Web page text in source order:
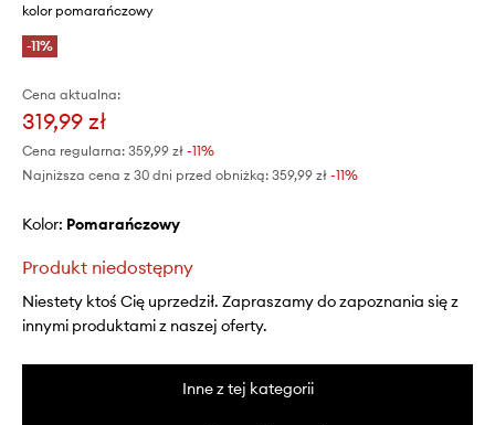
kolor pomarańczowy
-11%
Cena aktualna:
319,99 zł
Cena regularna: 359,99 zł -11%
Najniższa cena z 30 dni przed obniżką: 359,99 zł -11%
Kolor: pomarańczowy
Produkt niedostępny
Niestety ktoś Cię uprzedził. Zapraszamy do zapoznania się z
innymi produktami z naszej oferty.
Inne z tej kategorii